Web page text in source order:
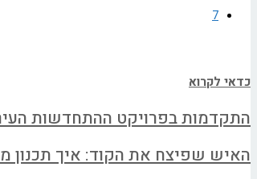
7
כדאי לקרוא
התקדמות בפרויקט ההתחדשות
האיש שפיצח את הקוד: איך תכנון מס